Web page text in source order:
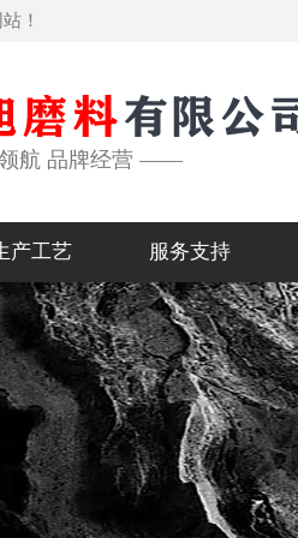
！
航 品牌经营 ——
产工艺 服务支持